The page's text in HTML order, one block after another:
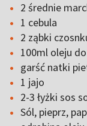
2 średnie
1 cebula
2 ząbki
100ml oleju
garść natki
1 jajo
2-3 łyżki sos
Sól, pieprz,